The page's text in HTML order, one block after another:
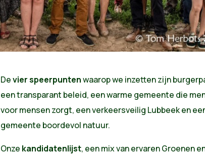
Devier speerpuntenwaarop we inzetten zijn
een transparant beleid, een warme gemeente die
voor mensen zorgt, een verkeersveilig Lubbeek en
gemeente boordevol natuur.
Onze kandidatenlijst, een mix van ervaren Groenen